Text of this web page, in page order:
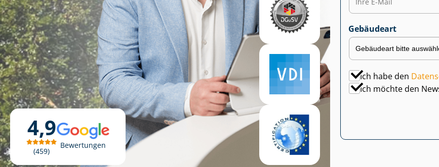
4,9
459
Bewertungen
Gebäudeart
Ich habe den
Ich möchte den